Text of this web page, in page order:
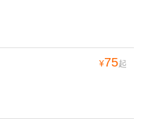
¥75起